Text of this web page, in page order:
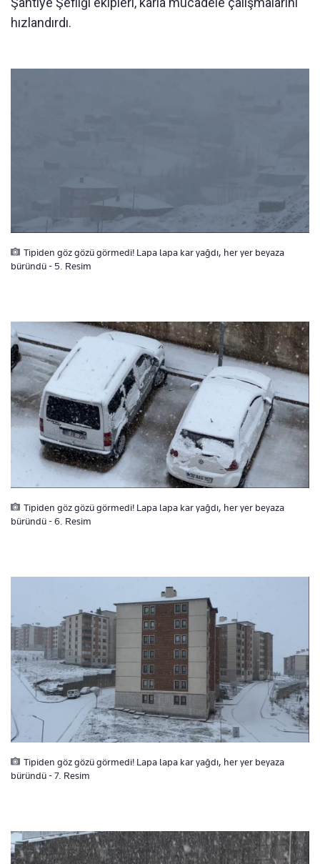
hızlandırdı.
Tipiden göz gözü görmedi! Lapa lapa kar yağdı, her yer beyaza
büründü - 5. Resim
Tipiden göz gözü görmedi! Lapa lapa kar yağdı, her yer beyaza
büründü - 6. Resim
Tipiden göz gözü görmedi! Lapa lapa kar yağdı, her yer beyaza
büründü - 7. Resim